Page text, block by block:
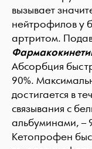
вызывает
нейтрофилов у
артритом.
Абсорбция
90%.
достигается в
связывания с
альбуминами, –
Кетопрофен